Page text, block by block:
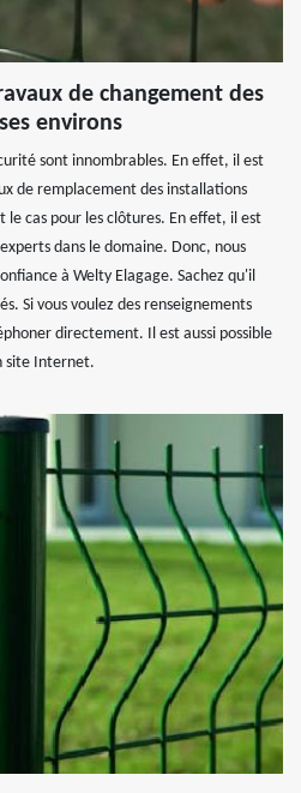
de changement des
environs
sont innombrables. En effet, il est
de remplacement des installations
cas pour les clôtures. En effet, il est
dans le domaine. Donc, nous
à Welty Elagage. Sachez qu'il
Si vous voulez des renseignements
directement. Il est aussi possible
site Internet.